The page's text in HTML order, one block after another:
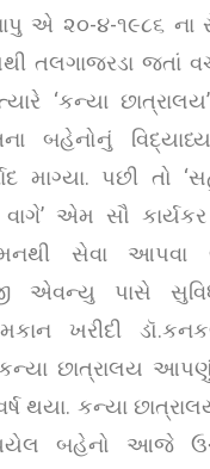
એ ૨૦-૪-૧૯૮૬ ના
તલગાજરડા જતાં
‘કન્યા
બહેનોનું
માગ્યા. પછી તો
વાગે’ એમ સૌ
મનથી સેવા
એવન્યુ પાસે
ખરીદી
કન્યા છાત્રાલય
થયા. કન્યા
થયેલ બહેનો આજે